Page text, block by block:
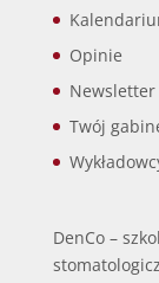
Opinie
Newsletter
Twój
DenCo –